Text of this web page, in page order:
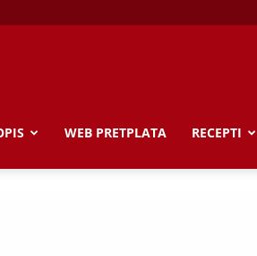
WEB PRETPLATA RECEPTI